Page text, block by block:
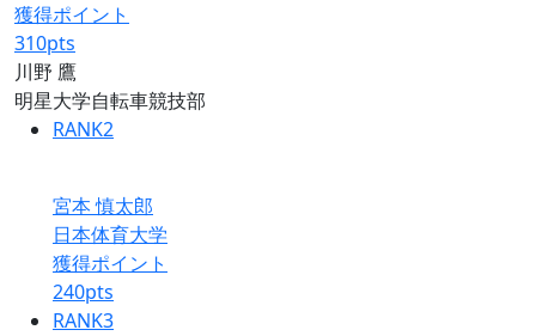
獲得ポイント
310pts
川野 鷹
明星大学自転車競技部
RANK2
宮本 慎太郎
日本体育大学
獲得ポイント
240pts
RANK3